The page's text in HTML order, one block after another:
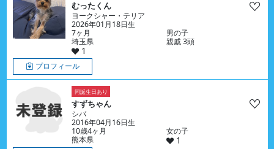
むったくん
ヨークシャー・テリア
2026年01月18日生
7ヶ月
男の子
埼玉県
親戚 3頭
1
プロフィール
同誕生日あり
すずちゃん
シバ
2016年04月16日生
10歳4ヶ月
女の子
熊本県
1